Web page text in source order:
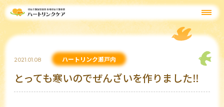
2021.01.08 ハートリンク瀬戸内
とっても寒いのでぜんざいを作りました‼